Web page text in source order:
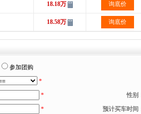
18.18万 询底价
18.58万 询底价
参加团购
*
* 性别
*
预计买车时间